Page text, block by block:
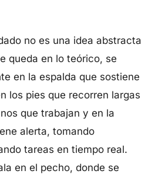
no es una idea abstracta
queda en lo teórico, se
en la espalda que sostiene
los pies que recorren largas
que trabajan y en la
alerta, tomando
tareas en tiempo real.
en el pecho, donde se